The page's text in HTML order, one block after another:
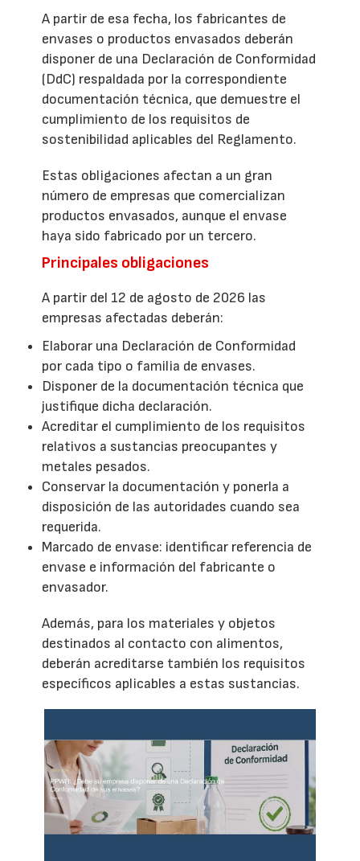
A partir de esa fecha, los fabricantes de
envases o productos envasados deberán
disponer de una Declaración de Conformidad
(DdC) respaldada por la correspondiente
documentación técnica, que demuestre el
cumplimiento de los requisitos de
sostenibilidad aplicables del Reglamento.
Estas obligaciones afectan a un gran
número de empresas que comercializan
productos envasados, aunque el envase
haya sido fabricado por un tercero.
Principales obligaciones
A partir del 12 de agosto de 2026 las
empresas afectadas deberán:
Elaborar una Declaración de Conformidad
por cada tipo o familia de envases.
Disponer de la documentación técnica que
justifique dicha declaración.
Acreditar el cumplimiento de los requisitos
relativos a sustancias preocupantes y
metales pesados.
Conservar la documentación y ponerla a
disposición de las autoridades cuando sea
requerida.
Marcado de envase: identificar referencia de
envase e información del fabricante o
envasador.
Además, para los materiales y objetos
destinados al contacto con alimentos,
deberán acreditarse también los requisitos
específicos aplicables a estas sustancias.